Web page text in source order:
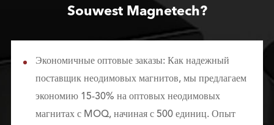
Souwest Magnetech?
Экономичные оптовые заказы: Как надежный
поставщик неодимовых магнитов, мы предлагаем
экономию 15-30% на оптовых неодимовых
магнитах с MOQ, начиная с 500 единиц. Опыт